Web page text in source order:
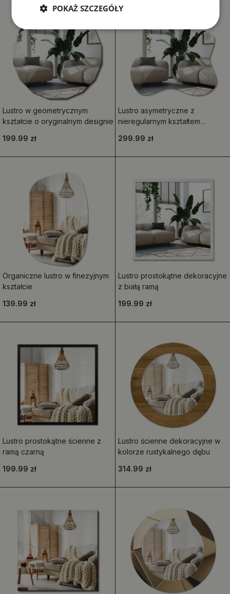
Lustro w geometrycznym
kształcie o oryginalnym designie
199.99 zł
Lustro asymetryczne z
nieregularnym kształtem
299.99 zł
Organiczne lustro w finezyjnym
kształcie
139.99 zł
Lustro prostokątne dekoracyjne
z białą ramą
199.99 zł
Lustro prostokątne ścienne z
ramą czarną
199.99 zł
Lustro ścienne dekoracyjne w
kolorze rustykalnego dębu
314.99 zł
POKAŻ SZCZEGÓŁY